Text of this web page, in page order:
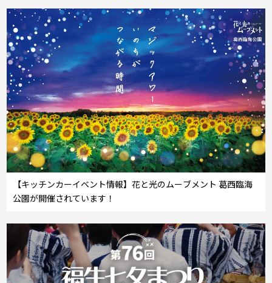
【キッチンカーイベント情報】花と光のムーブメント 葛西臨海
公園が開催されています！